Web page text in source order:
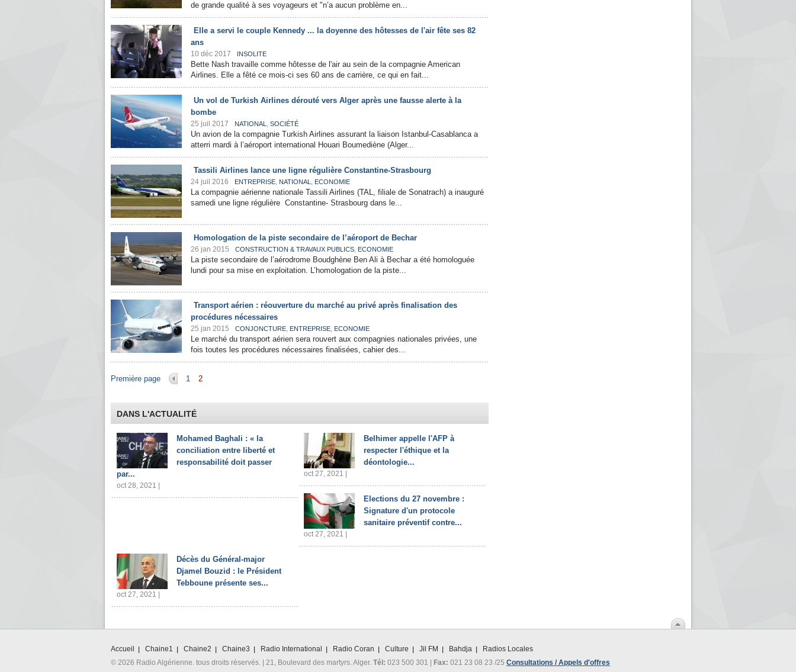
de grande qualité à ses voyageurs et "n’a aucun problème en...
Elle a servi le couple Kennedy ... la doyenne des hôtesses de l'air fête ses 82
ans
10 déc 2017 INSOLITE
Bette Nash travaille comme hôtesse de l'air au sein de la compagnie American
Airlines. Elle a fêté ce mois-ci ses 60 ans de carrière, ce qui en fait...
Un vol de Turkish Airlines dérouté vers Alger après une fausse alerte à la
bombe
25 juil 2017 NATIONAL , SOCIÉTÉ
Un avion de la compagnie Turkish Airlines assurant la liaison Istanbul-Casablanca a
atterri mardi à l’aéroport international Houari Boumediène (Alger...
Tassili Airlines lance une ligne régulière Constantine-Strasbourg
24 juil 2016 ENTREPRISE, NATIONAL , ECONOMIE
La compagnie aérienne nationale Tassili Airlines (TAL, filiale de Sonatrach) a inauguré
samedi une ligne régulière Constantine- Strasbourg dans le...
Homologation de la piste secondaire de l’aéroport de Bechar
26 jan 2015 CONSTRUCTION & TRAVAUX PUBLICS, ECONOMIE
La piste secondaire de l’aérodrome Boudghène Ben Ali à Bechar a été homologuée
lundi pour sa mise en exploitation. L’homologation de la piste...
Transport aérien : réouverture du marché au privé après finalisation des
procédures nécessaires
25 jan 2015 CONJONCTURE, ENTREPRISE, ECONOMIE
Le marché du transport aérien sera rouvert aux compagnies nationales privées, une
fois toutes les procédures nécessaires finalisées, cahier des...
Pages
Première page 1 2
DANS L'ACTUALITÉ
Mohamed Baghali : « la
conciliation entre liberté et
responsabilité doit passer
par...
oct 28, 2021 |
Belhimer appelle l'AFP à
respecter l'éthique et la
déontologie...
oct 27, 2021 |
Elections du 27 novembre :
Signature d'un protocole
sanitaire préventif contre...
oct 27, 2021 |
Décès du Général-major
Djamel Bouzid : le Président
Tebboune présente ses...
oct 27, 2021 |
Accueil Chaine1 Chaine2 Chaine3 Radio International Radio Coran Culture Jil FM Bahdja
Radios Locales
© 2026 Radio Algérienne. tous droits réservés. | 21, Boulevard des martyrs. Alger. Tél: 023 500 301 | Fax: 021 23 08 23 /25 Consultations / Appels d'offres